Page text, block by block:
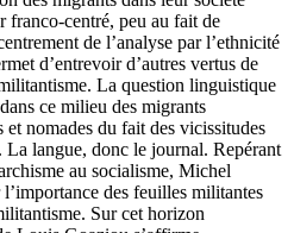
franco-centré, peu au fait de
de l’analyse par l’ethnicité
d’entrevoir d’autres vertus de
La question linguistique
ce milieu des migrants
nomades du fait des vicissitudes
La langue, donc le journal. Repérant
au socialisme, Michel
des feuilles militantes
Sur cet horizon